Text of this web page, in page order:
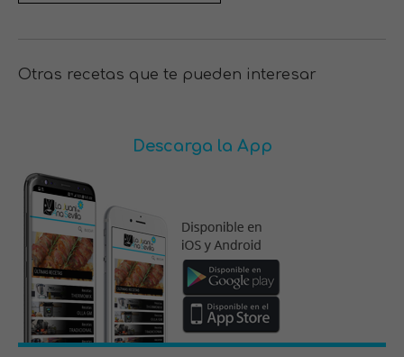
Otras recetas que te pueden interesar
Descarga la App